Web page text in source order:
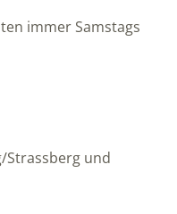
immer Samstags
Strassberg und